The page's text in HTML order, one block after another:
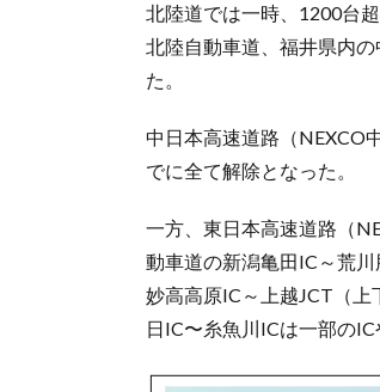
北陸道では一時、1200台
北陸自動車道、福井県内
た。
中日本高速道路（NEXCO
でに全て解除となった。
一方、東日本高速道路（
動車道の新潟亀田IC～荒
妙高高原IC～上越JCT（
日IC〜糸魚川ICは一部の